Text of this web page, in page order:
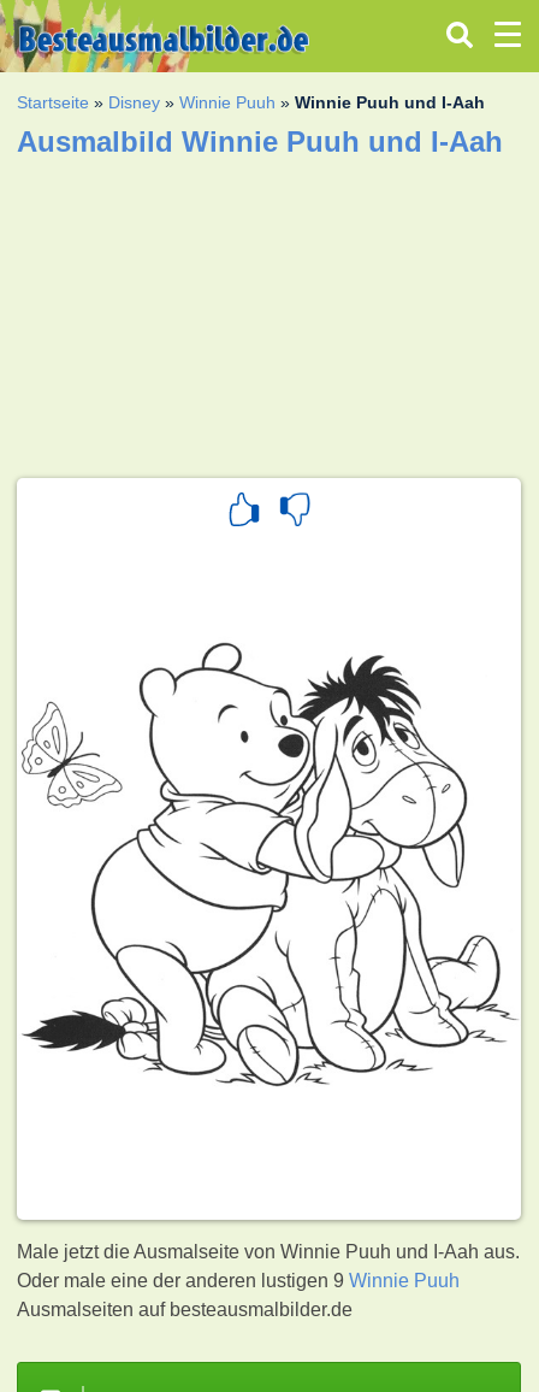
Startseite » Disney »Winnie Puuh »Winnie Puuh und I-Aah
Ausmalbild Winnie Puuh und I-Aah
Male jetzt die Ausmalseite von Winnie Puuh und I-Aah aus.
Oder male eine der anderen lustigen 9Winnie Puuh
Ausmalseiten auf besteausmalbilder.de